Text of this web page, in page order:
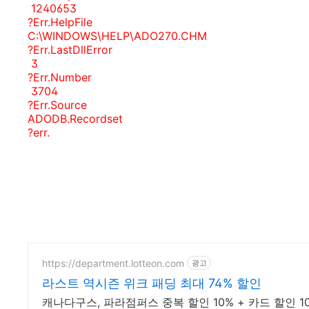
1240653
?Err.HelpFile
C:\WINDOWS\HELP\ADO270.CHM
?Err.LastDllError
3
?Err.Number
3704
?Err.Source
ADODB.Recordset
?err.
https://department.lotteon.com 광고
라스트 역시즌 위크 패딩 최대 74% 할인
캐나다구스, 파라점퍼스 중복 할인 10% + 카드 할인